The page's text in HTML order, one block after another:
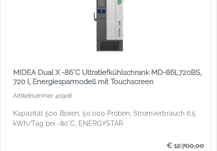
MIDEA Dual X -86°C Ultratiefkühlschrank MD-86L720BS,
720 l, Energiesparmodell mit Touchscreen
Artikelnummer: 40906
Kapazität 500 Boxen, 50.000 Proben, Stromverbrauch 6,5
kWh/Tag bei -80°C, ENERGYSTAR
€ 12.700,00